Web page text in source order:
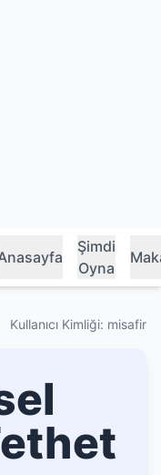
Şimdi
Oyna
Kullanıcı Kimliği: misafir